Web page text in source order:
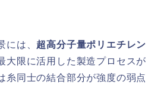
には、 超高分子量ポリエチレン
大限に活用した製造プロセスが
糸同士の結合部分が強度の弱点